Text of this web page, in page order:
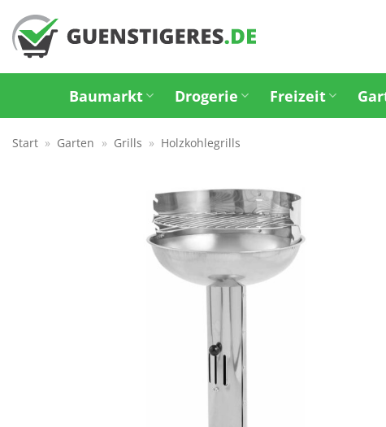
Zum
Inhalt
springen
Baumarkt Drogerie Freizeit
Start » Garten » Grills » Holzkohlegrills